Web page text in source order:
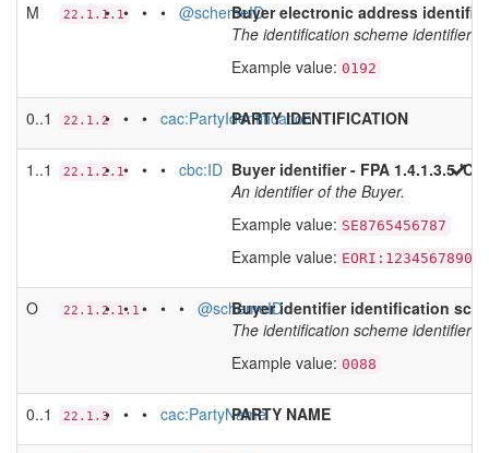
M 22.1.1.1• • • • @schemeIDBuyer electronic address
The identification scheme identifier
Example value: 0192
0..1 22.1.2• • • cac:PartyIdentification
PARTY IDENTIFICATION
1..1 22.1.2.1• • • • cbc:ID Buyer identifier - FPA 1.4.1.3.5
An identifier of the Buyer.
Example value: SE8765456787
Example value: EORI:1234567890
O 22.1.2.1.1• • • • • @schemeID
Buyer identifier identification
The identification scheme identifier
Example value: 0088
0..1 22.1.3• • • cac:PartyNamePARTY NAME